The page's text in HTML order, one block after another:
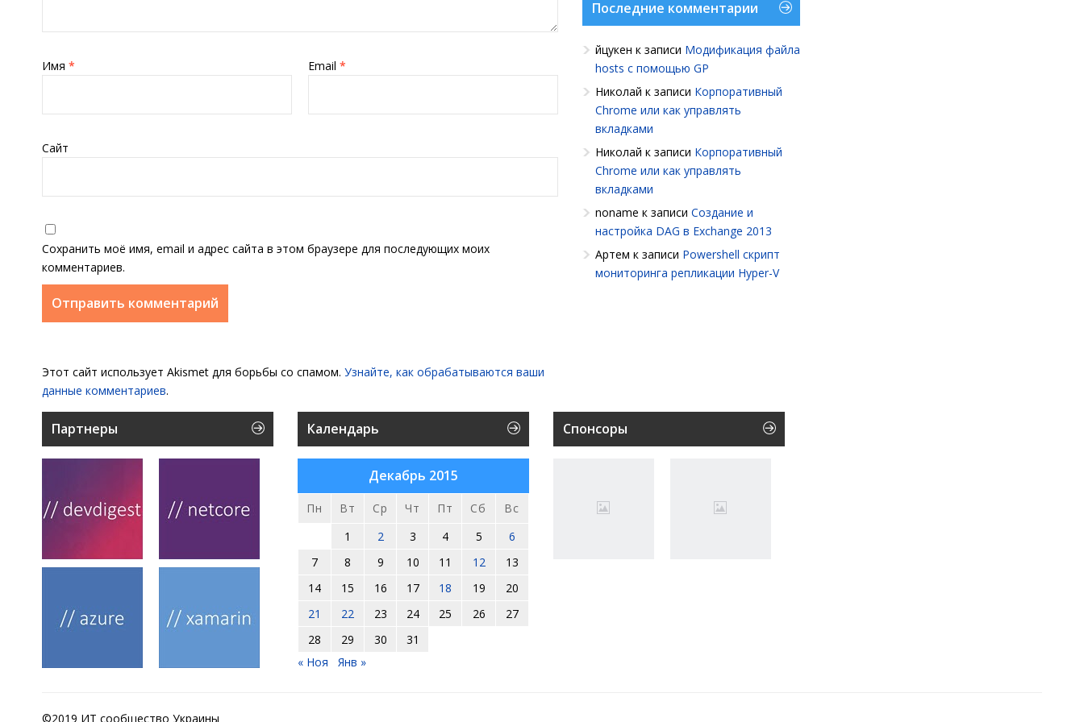
Имя * Email *
Сайт
Сохранить моё имя, email и адрес сайта в этом браузере для последующих моих
комментариев.
Этот сайт использует Akismet для борьбы со спамом. Узнайте, как обрабатываются ваши
данные комментариев.
Последние комментарии
йцукен к записи Модификация файла
hosts с помощью GP
Николай к записи Корпоративный
Chrome или как управлять
вкладками
Николай к записи Корпоративный
Chrome или как управлять
вкладками
noname к записи Создание и
настройка DAG в Exchange 2013
Артем к записи Powershell cкрипт
мониторинга репликации Hyper-V
Партнеры Календарь
Декабрь 2015
Пн Вт Ср Чт Пт Сб
Вс
1
2 3 4 5
6
7
8 9 10 11 12
13
14
15 16 17 18 19
20
21
22 23 24 25 26
27
28
29 30
31
« Ноя
Янв »
Спонсоры
©2019 ИТ сообщество Украины